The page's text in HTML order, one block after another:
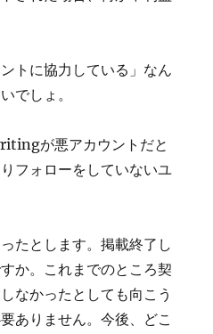
トに協力している」なん
でしょ。
が悪アカウントだと
フォローをしていないユ
たとします。掲載終了し
か。これまでのところ契
なかったとしても向こう
ありません。今後、どこ